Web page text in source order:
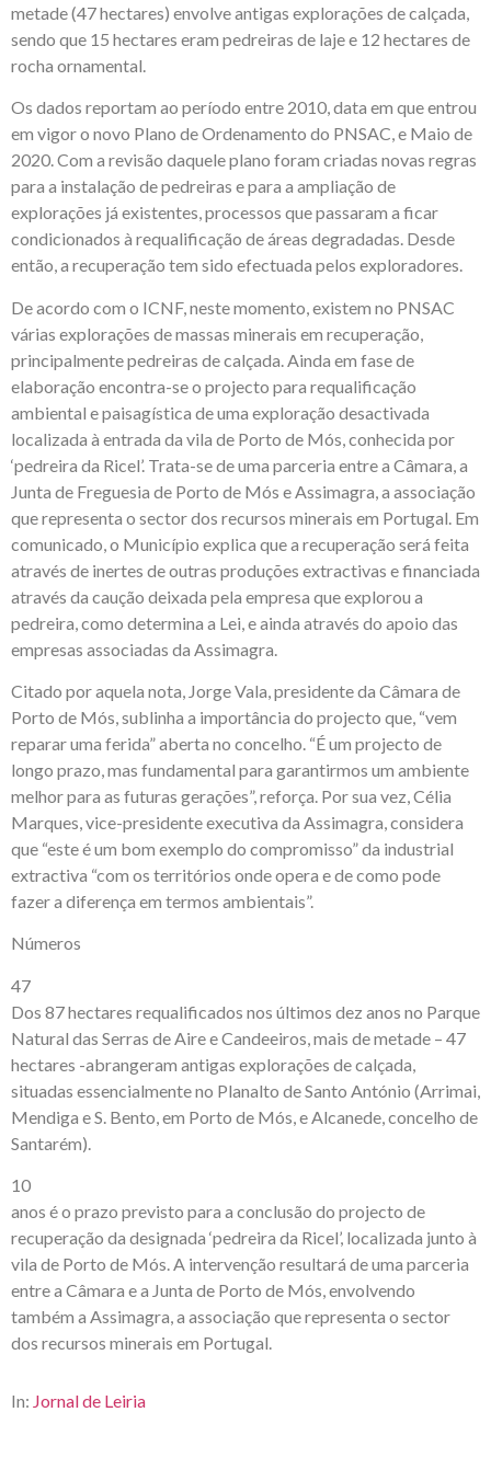
metade (47 hectares) envolve antigas explorações de calçada,
sendo que 15 hectares eram pedreiras de laje e 12 hectares de
rocha ornamental.
Os dados reportam ao período entre 2010, data em que entrou
em vigor o novo Plano de Ordenamento do PNSAC, e Maio de
2020. Com a revisão daquele plano foram criadas novas regras
para a instalação de pedreiras e para a ampliação de
explorações já existentes, processos que passaram a ficar
condicionados à requalificação de áreas degradadas. Desde
então, a recuperação tem sido efectuada pelos exploradores.
De acordo com o ICNF, neste momento, existem no PNSAC
várias explorações de massas minerais em recuperação,
principalmente pedreiras de calçada. Ainda em fase de
elaboração encontra-se o projecto para requalificação
ambiental e paisagística de uma exploração desactivada
localizada à entrada da vila de Porto de Mós, conhecida por
‘pedreira da Ricel’. Trata-se de uma parceria entre a Câmara, a
Junta de Freguesia de Porto de Mós e Assimagra, a associação
que representa o sector dos recursos minerais em Portugal. Em
comunicado, o Município explica que a recuperação será feita
através de inertes de outras produções extractivas e financiada
através da caução deixada pela empresa que explorou a
pedreira, como determina a Lei, e ainda através do apoio das
empresas associadas da Assimagra.
Citado por aquela nota, Jorge Vala, presidente da Câmara de
Porto de Mós, sublinha a importância do projecto que, “vem
reparar uma ferida” aberta no concelho. “É um projecto de
longo prazo, mas fundamental para garantirmos um ambiente
melhor para as futuras gerações”, reforça. Por sua vez, Célia
Marques, vice-presidente executiva da Assimagra, considera
que “este é um bom exemplo do compromisso” da industrial
extractiva “com os territórios onde opera e de como pode
fazer a diferença em termos ambientais”.
Números
47
Dos 87 hectares requalificados nos últimos dez anos no Parque
Natural das Serras de Aire e Candeeiros, mais de metade – 47
hectares -abrangeram antigas explorações de calçada,
situadas essencialmente no Planalto de Santo António (Arrimai,
Mendiga e S. Bento, em Porto de Mós, e Alcanede, concelho de
Santarém).
10
anos é o prazo previsto para a conclusão do projecto de
recuperação da designada ‘pedreira da Ricel’, localizada junto à
vila de Porto de Mós. A intervenção resultará de uma parceria
entre a Câmara e a Junta de Porto de Mós, envolvendo
também a Assimagra, a associação que representa o sector
dos recursos minerais em Portugal.
In: Jornal de Leiria